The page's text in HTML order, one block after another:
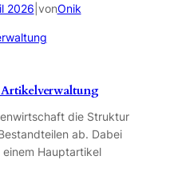
2026 vonOnik
die Struktur
ab. Dabei
Hauptartikel